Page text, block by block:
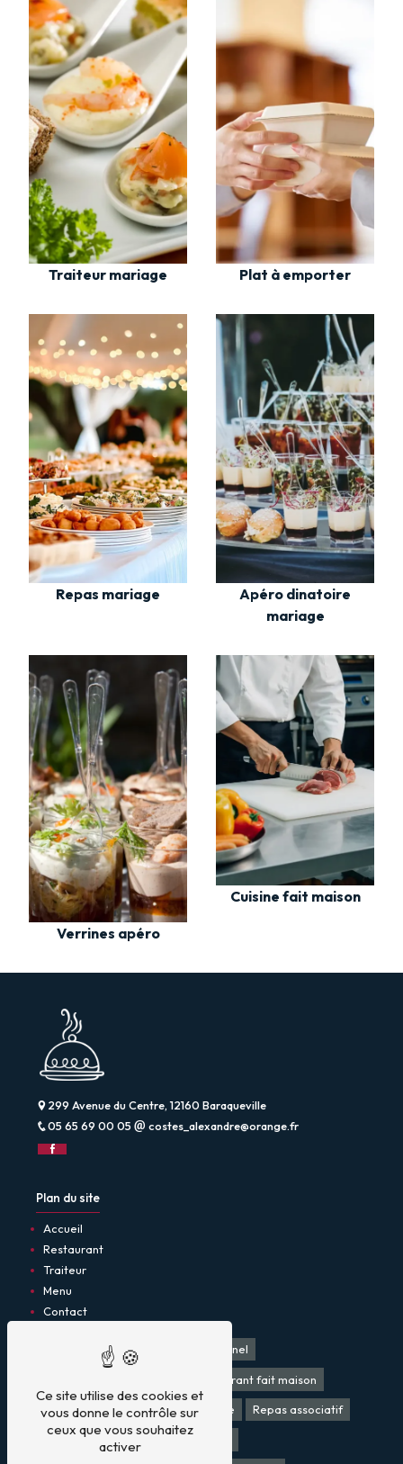
Traiteur mariage Plat à emporter
Repas mariage
Apéro dinatoire
mariage
Verrines apéro
Cuisine fait maison
299 Avenue du Centre, 12160 Baraqueville
05 65 69 00 05
costes_alexandre@orange.fr
Plan du site
Accueil
Restaurant
Traiteur
Menu
Contact
Restaurant Restaurant traditionnel
Restaurant fait maison
Traiteur Bar Traiteur mariage Repas associatif
Plat à emporter Repas mariage
Ce site utilise des cookies et
vous donne le contrôle sur
ceux que vous souhaitez
activer